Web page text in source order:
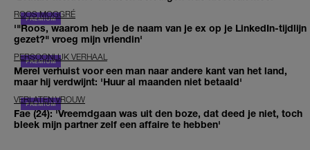
ROOS MOGGRÉ
'"Roos, waarom heb je de naam van je ex op je LinkedIn-tijdlijn
gezet?" vroeg mijn vriendin'
PERSOONLIJK VERHAAL
Merel verhuist voor een man naar andere kant van het land,
maar hij verdwijnt: 'Huur al maanden niet betaald'
VERLATEN VROUW
Fae (24): 'Vreemdgaan was uit den boze, dat deed je niet, toch
bleek mijn partner zelf een affaire te hebben'